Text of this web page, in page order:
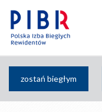
zostań biegłym